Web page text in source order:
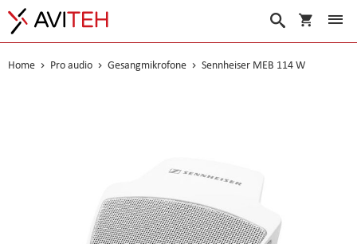
Suche
Home Pro audio Gesangmikrofone Sennheiser MEB 114 W